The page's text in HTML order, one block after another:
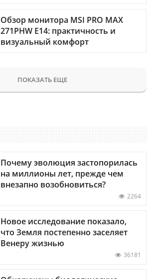
Обзор монитора MSI PRO MAX
271PHW E14: практичность и
визуальный комфорт
ПОКАЗАТЬ ЕЩЕ
Почему эволюция застопорилась
на миллионы лет, прежде чем
внезапно возобновиться?
2264
Новое исследование показало,
что Земля постепенно заселяет
Венеру жизнью
36181